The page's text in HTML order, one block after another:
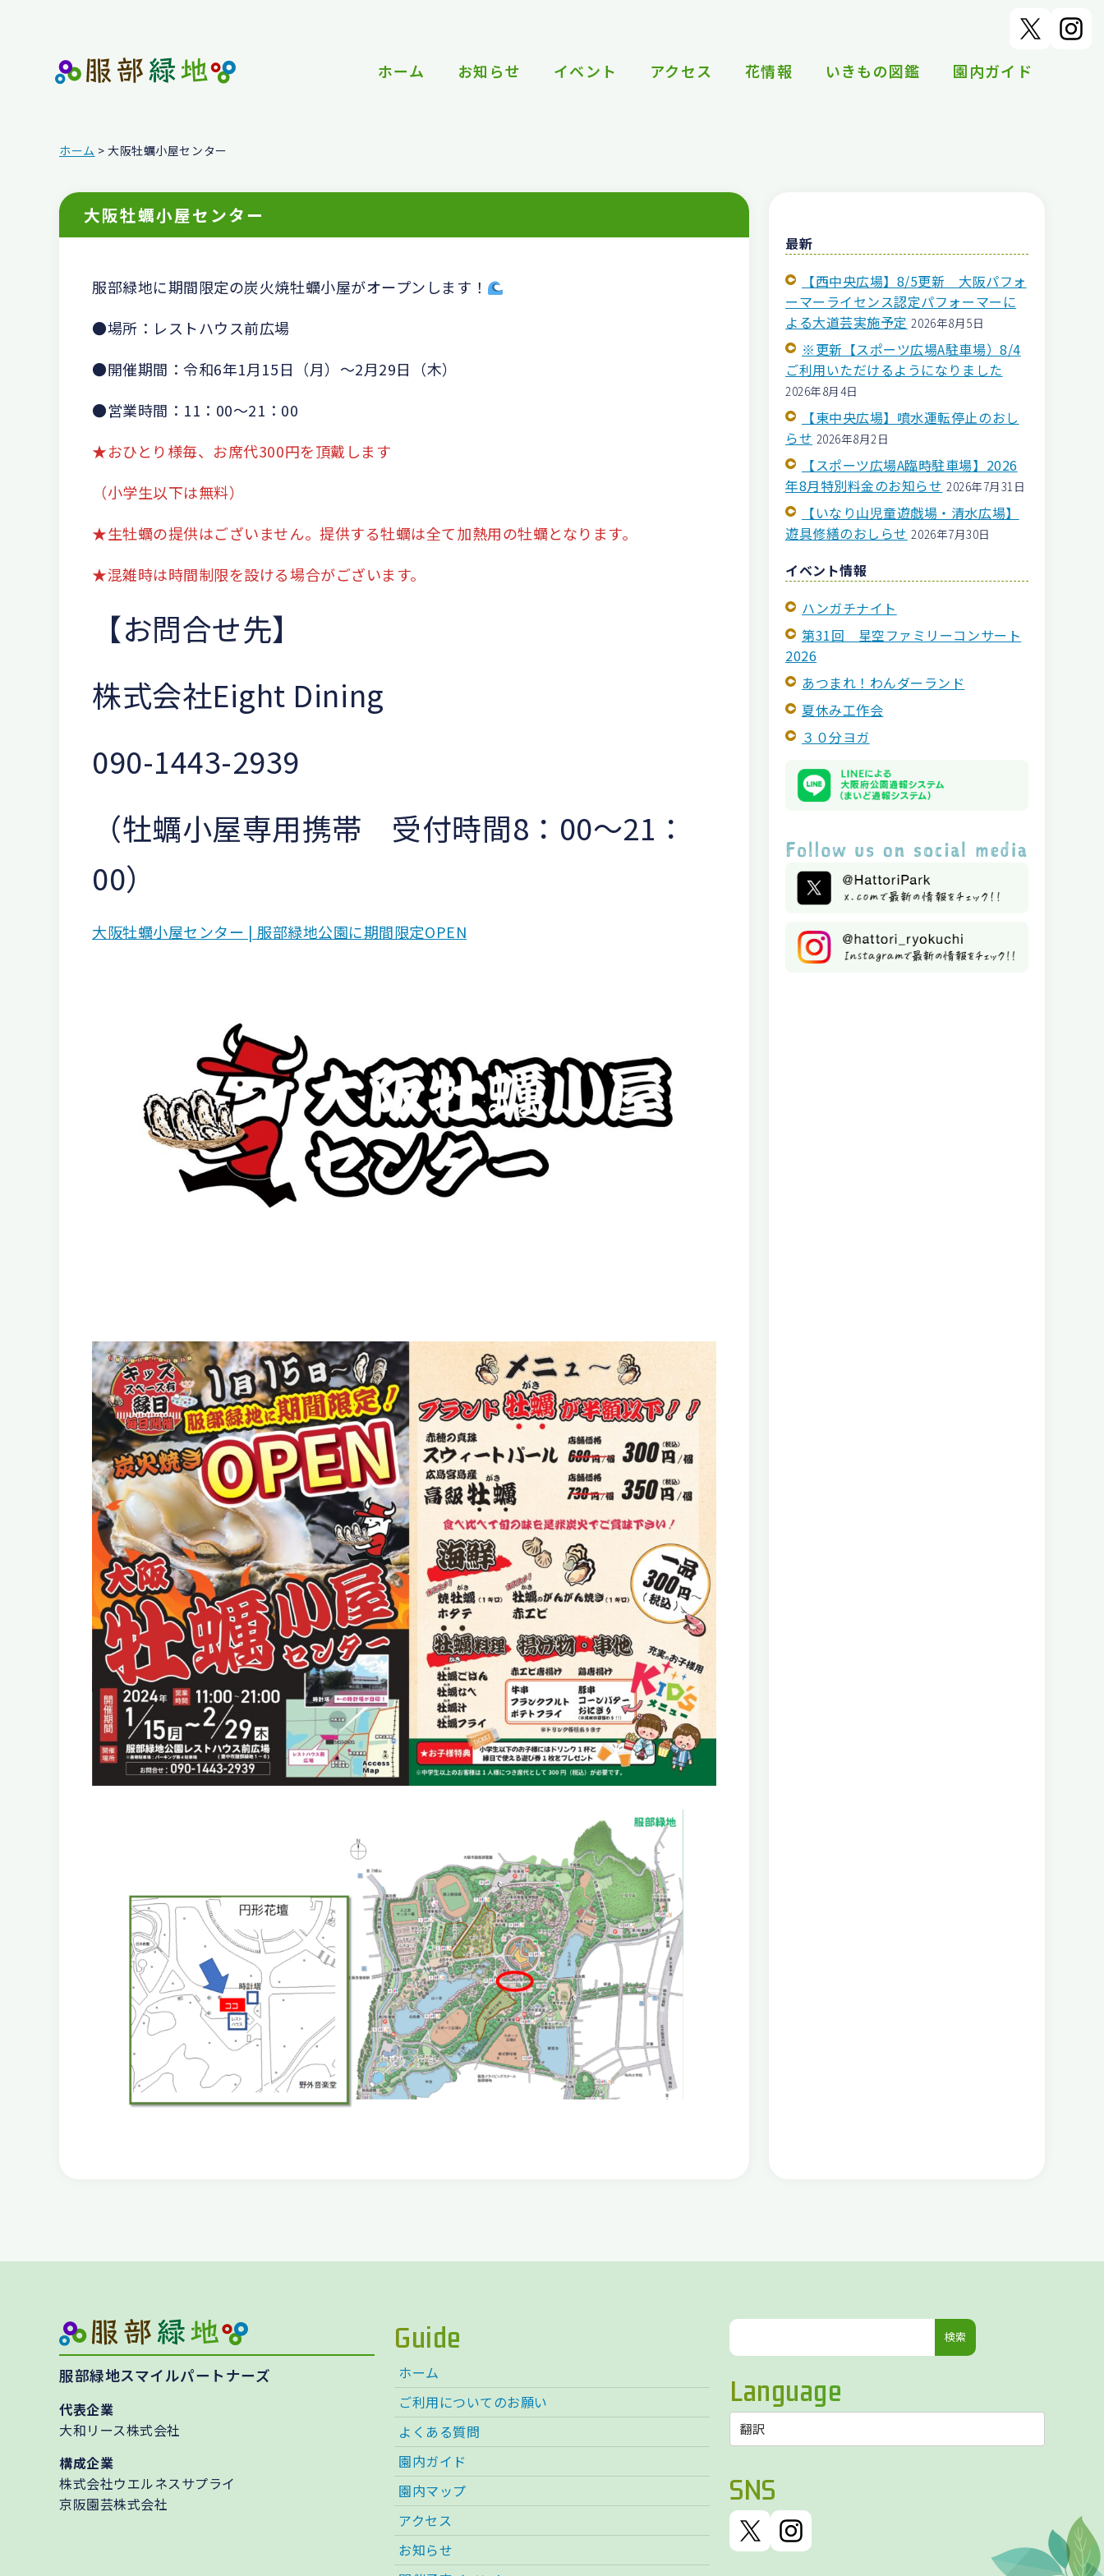
ホーム お知らせ イベント アクセス 花情報 いきもの図鑑 園内ガイド
ホーム > 大阪牡蠣小屋センター
大阪牡蠣小屋センター
服部緑地に期間限定の炭火焼牡蠣小屋がオープンします！
●場所：レストハウス前広場
●開催期間：令和6年1月15日（月）～2月29日（木）
●営業時間：11：00～21：00
★おひとり様毎、お席代300円を頂戴します
（小学生以下は無料）
★生牡蠣の提供はございません。提供する牡蠣は全て加熱用の牡蠣となります。
★混雑時は時間制限を設ける場合がございます。
【お問合せ先】
株式会社Eight Dining
090-1443-2939
（牡蠣小屋専用携帯 受付時間8：00～21：
00）
大阪牡蠣小屋センター | 服部緑地公園に期間限定OPEN
最新
【西中央広場】8/5更新 大阪パフォ
ーマーライセンス認定パフォーマーに
よる大道芸実施予定 2026年8月5日
※更新【スポーツ広場A駐車場）8/4
ご利用いただけるようになりました
2026年8月4日
【東中央広場】噴水運転停止のおし
らせ 2026年8月2日
【スポーツ広場A臨時駐車場】2026
年8月特別料金のお知らせ 2026年7月31日
【いなり山児童遊戯場・清水広場】
遊具修繕のおしらせ 2026年7月30日
イベント情報
ハンガチナイト
第31回 星空ファミリーコンサート
2026
あつまれ！わんダーランド
夏休み工作会
３０分ヨガ
服部緑地スマイルパートナーズ
代表企業
大和リース株式会社
構成企業
株式会社ウエルネスサプライ
京阪園芸株式会社
Guide
ホーム
ご利用についてのお願い
よくある質問
園内ガイド
園内マップ
アクセス
お知らせ
検
Language
SNS